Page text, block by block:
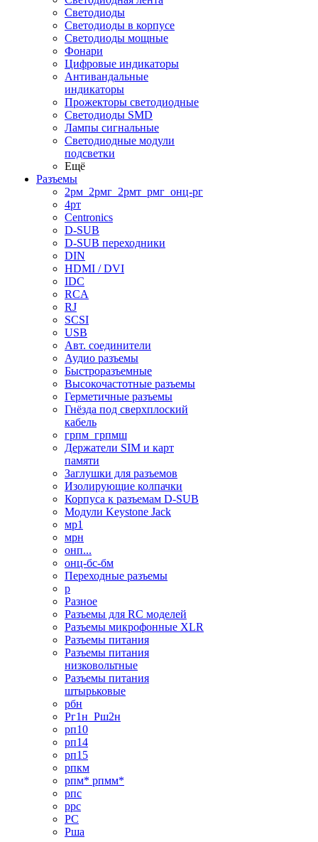
Светодиоды
Светодиоды в корпусе
Светодиоды мощные
Фонари
Цифровые индикаторы
Антивандальные
индикаторы
Прожекторы светодиодные
Светодиоды SMD
Лампы сигнальные
Светодиодные модули
подсветки
Ещё
Разъемы
2рм_2рмг_2рмт_рмг_онц-рг
4рт
Centronics
D-SUB
D-SUB переходники
DIN
HDMI / DVI
IDC
RCA
RJ
SCSI
USB
Авт. соединители
Аудио разъемы
Быстроразъемные
Высокочастотные разъемы
Герметичные разъемы
Гнёзда под сверхплоский
кабель
грпм_грпмш
Держатели SIM и карт
памяти
Заглушки для разъемов
Изолирующие колпачки
Корпуса к разъемам D-SUB
Модули Keystone Jack
мр1
мрн
онп...
онц-бс-бм
Переходные разъемы
р
Разное
Разъемы для RC моделей
Разъемы микрофонные XLR
Разъемы питания
Разъемы питания
низковольтные
Разъемы питания
штырьковые
рбн
Рг1н_Рш2н
рп10
рп14
рп15
рпкм
рпм* рпмм*
рпс
ррс
РС
Рша